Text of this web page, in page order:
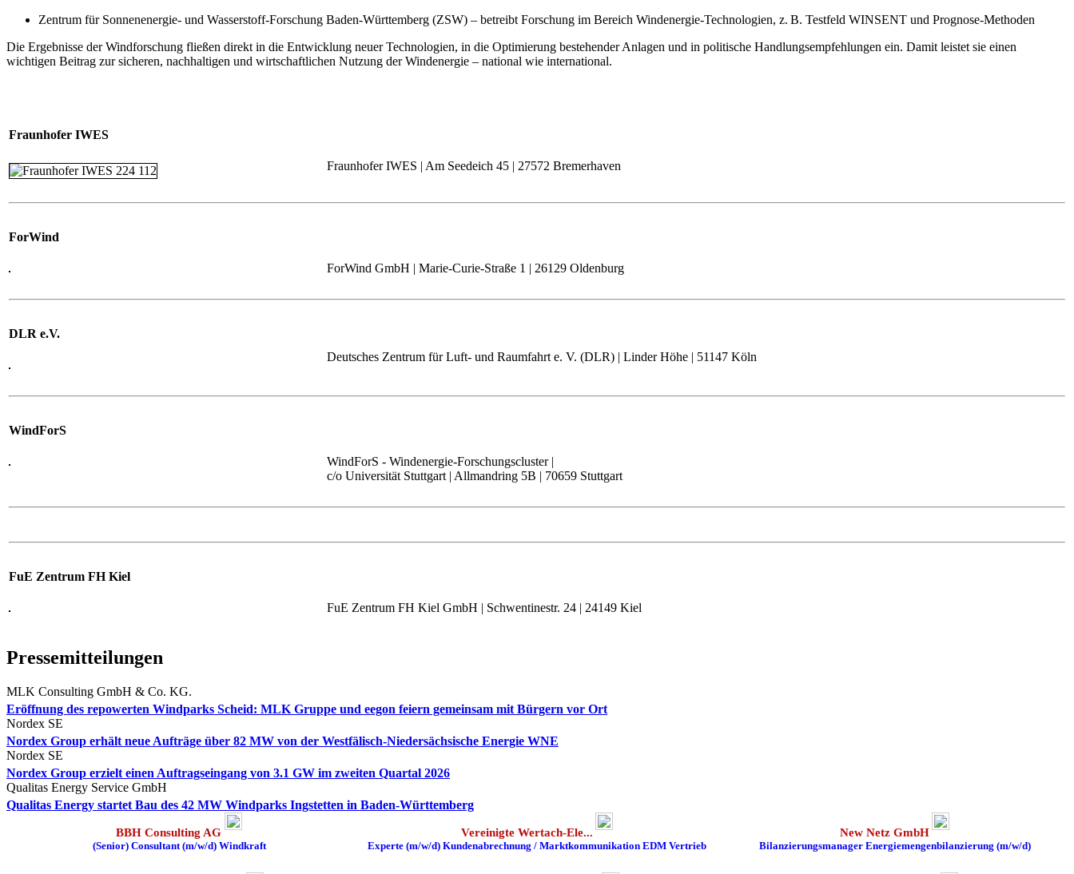
Zentrum für Sonnenenergie‑ und Wasserstoff‑Forschung Baden‑Württemberg (ZSW) – betreibt Forschung im Bereich Windenergie‑Technologien, z. B. Testfeld WINSENT und Prognose‑Methoden
Die Ergebnisse der Windforschung fließen direkt in die Entwicklung neuer Technologien, in die Optimierung bestehender Anlagen und in politische Handlungsempfehlungen ein. Damit leistet sie einen
wichtigen Beitrag zur sicheren, nachhaltigen und wirtschaftlichen Nutzung der Windenergie – national wie international.
Fraunhofer IWES
Fraunhofer IWES | Am Seedeich 45 | 27572 Bremerhaven
ForWind
ForWind GmbH | Marie-Curie-Straße 1 | 26129 Oldenburg
DLR e.V.
Deutsches Zentrum für Luft- und Raumfahrt e. V. (DLR) | Linder Höhe | 51147 Köln
WindForS
WindForS - Windenergie-Forschungscluster |
c/o Universität Stuttgart | Allmandring 5B | 70659 Stuttgart
FuE Zentrum FH Kiel
FuE Zentrum FH Kiel GmbH | Schwentinestr. 24 | 24149 Kiel
Pressemitteilungen
MLK Consulting GmbH & Co. KG.
Eröffnung des repowerten Windparks Scheid: MLK Gruppe und eegon feiern gemeinsam mit Bürgern vor Ort
Nordex SE
Nordex Group erhält neue Aufträge über 82 MW von der Westfälisch‑Niedersächsische Energie WNE
Nordex SE
Nordex Group erzielt einen Auftragseingang von 3.1 GW im zweiten Quartal 2026
Qualitas Energy Service GmbH
Qualitas Energy startet Bau des 42 MW Windparks Ingstetten in Baden-Württemberg
BBH Consulting AG
(Senior) Consultant (m/w/d) Windkraft
Vereinigte Wertach-Ele...
Experte (m/w/d) Kundenabrechnung / Marktkommunikation EDM Vertrieb
New Netz GmbH
Bilanzierungsmanager Energiemengenbilanzierung (m/w/d)